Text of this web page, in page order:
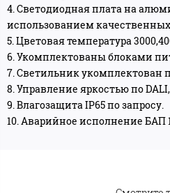
4. Светодиодная плата на
использованием
5. Цветовая температура
6. Укомплектованы блоками
7. Светильник
8. Управление яркостью по DALI,
9. Влагозащита IP65 по запросу.
10. Аварийное исполнение БАП